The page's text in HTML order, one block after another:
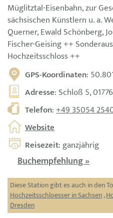
Müglitztal-Eisenbahn, zur
sächsischen Künstlern u. a.
Querner, Ewald Schönberg,
Fischer-Geising ++
Hochzeitsschloss ++
GPS-Koordinaten:
Adresse: Schloß 5,
Telefon:+49 35054
Website
Reisezeit: ganzjährig
Buchempfehlung »
Diese Station gibt es auch in den
Hochzeitsschloesser in Sachsen,
Dresden